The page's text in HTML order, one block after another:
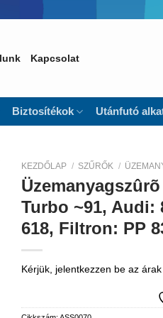
Kapcsolat
Biztosítékok Utánfutó
KEZDŐLAP / SZŰRŐK /
Turbo ~91, Audi:
618, Filtron: PP
Kérjük, jelentkezzen be az